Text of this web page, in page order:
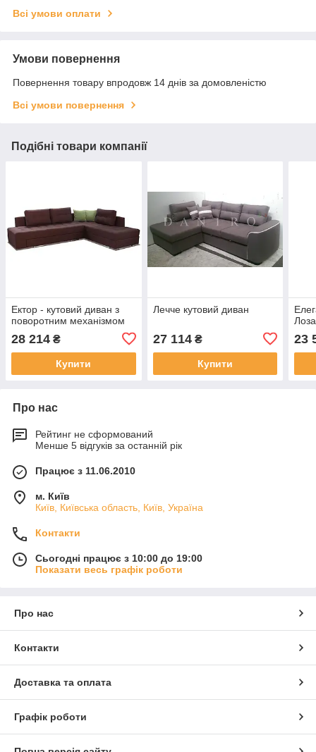
Всі умови оплати
Умови повернення
Повернення товару впродовж 14 днів за домовленістю
Всі умови повернення
Подібні товари компанії
Ектор - кутовий диван з
поворотним механізмом
28 214 ₴
Купити
Лечче кутовий диван
27 114₴
Купити
23
Про нас
Рейтинг не сформований
Менше 5 відгуків за останній рік
Працює з 11.06.2010
м. Київ
Київ, Київська область, Київ, Україна
Контакти
Сьогодні працює з 10:00 до 19:00
Показати весь графік роботи
Про нас
Контакти
Доставка та оплата
Графік роботи